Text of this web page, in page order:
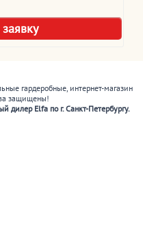
гардеробные, интернет-магазин
защищены!
дилер Elfa по г. Санкт-Петербургу.